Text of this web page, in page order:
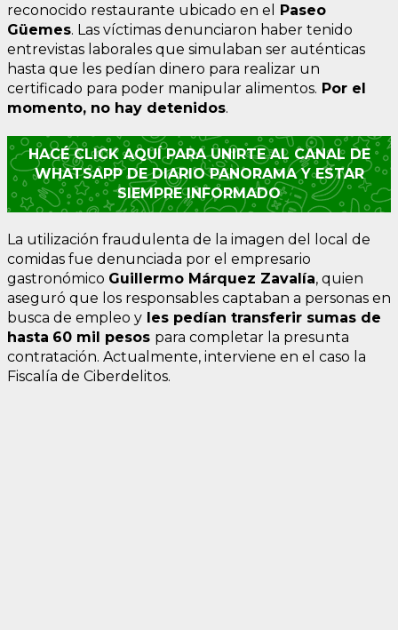
reconocido restaurante ubicado en el
Paseo
Güemes. Las víctimas denunciaron haber tenido
entrevistas laborales que simulaban ser auténticas
hasta que les pedían dinero para realizar un
certificado para poder manipular alimentos. Por el
momento, no hay detenidos.
HACÉ CLICK AQUÍ PARA UNIRTE AL CANAL DE
WHATSAPP DE DIARIO PANORAMA Y ESTAR
SIEMPRE INFORMADO
La utilización fraudulenta de la imagen del local de
comidas fue denunciada por el empresario
gastronómico Guillermo Márquez Zavalía, quien
aseguró que los responsables captaban a personas en
busca de empleo y les pedían transferir sumas de
hasta 60 mil pesos para completar la presunta
contratación. Actualmente, interviene en el caso la
Fiscalía de Ciberdelitos.